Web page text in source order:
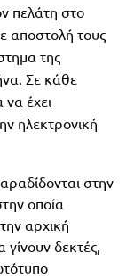
πελάτη στο
αποστολή τους
της
Σε κάθε
έχει
ηλεκτρονική
στην
οποία
αρχική
δεκτές,